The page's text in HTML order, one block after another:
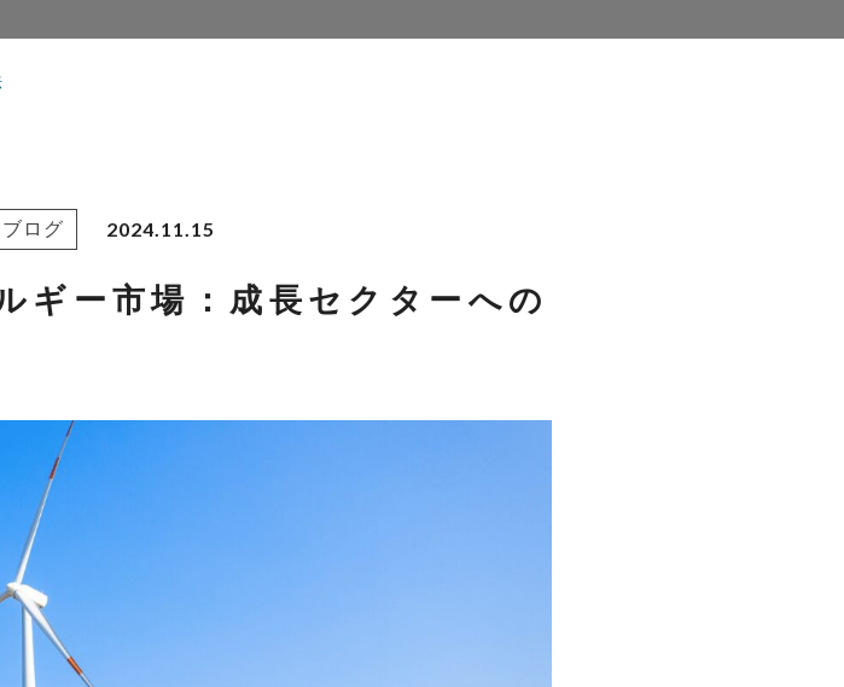
ブログ 2024.11.15
ギー市場：成長セクターへの